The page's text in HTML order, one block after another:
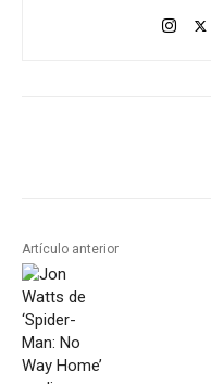
Artículo anterior